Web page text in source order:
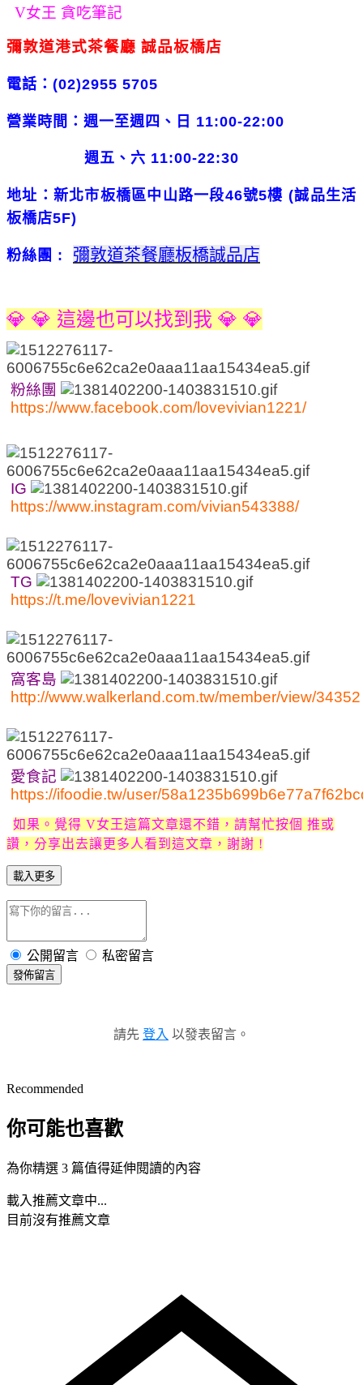
V女王 貪吃筆記
彌敦道港式茶餐廳 誠品板橋店
電話： (02)2955 5705
營業時間：週一至週四、日 11:00-22:00
週五、六 11:00-22:30
地址：新北市板橋區中山路一段46號5樓 (誠品生活
板橋店5F)
粉絲團 : 彌敦道茶餐廳板橋誠品店
💎 💎 這邊也可以找到我 💎 💎
粉絲團
https://www.facebook.com/lovevivian1221/
IG
https://www.instagram.com/vivian543388/
TG
https://t.me/lovevivian1221
窩客島
http://www.walkerland.com.tw/member/view/34352
愛食記
https://ifoodie.tw/user/
如果。 覺得 V女王這篇文章還不錯，請幫忙按個 推或
讚，分享出去讓更多人看到這文章，謝謝 !
載入更多
公開留言 私密留言
發佈留言
請先 登入 以發表留言。
Recommended
你可能也喜歡
為你精選 3 篇值得延伸閱讀的內容
載入推薦文章中...
目前沒有推薦文章